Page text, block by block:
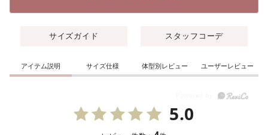
サイズガイド スタッフコーデ
アイテム説明 サイズ仕様 体型別レビュー ユーザーレビュー
5.0